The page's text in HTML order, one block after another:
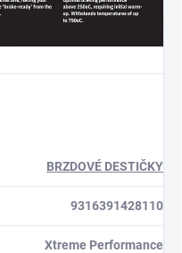
BRZDOVÉ DESTIČKY
9316391428110
Xtreme Performance